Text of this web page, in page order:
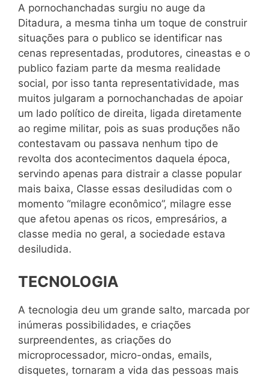
A pornochanchadas surgiu no auge da
Ditadura, a mesma tinha um toque de construir
situações para o publico se identificar nas
cenas representadas, produtores, cineastas e o
publico faziam parte da mesma realidade
social, por isso tanta representatividade, mas
muitos julgaram a pornochanchadas de apoiar
um lado político de direita, ligada diretamente
ao regime militar, pois as suas produções não
contestavam ou passava nenhum tipo de
revolta dos acontecimentos daquela época,
servindo apenas para distrair a classe popular
mais baixa, Classe essas desiludidas com o
momento “milagre econômico”, milagre esse
que afetou apenas os ricos, empresários, a
classe media no geral, a sociedade estava
desiludida.
TECNOLOGIA
A tecnologia deu um grande salto, marcada por
inúmeras possibilidades, e criações
surpreendentes, as criações do
microprocessador, micro-ondas, emails,
disquetes, tornaram a vida das pessoas mais